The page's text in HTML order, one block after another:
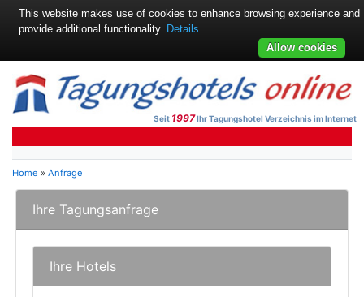
Seit 1997Ihr Tagungshotel Verzeichnis im Internet
Home » Anfrage
Ihre Tagungsanfrage
Ihre Hotels
This website makes use of cookies to enhance browsing experience and
provide additional functionality. Details
Allow cookies